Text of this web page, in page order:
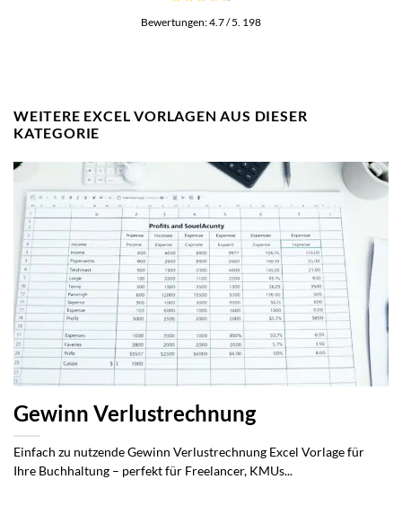
Bewertungen:4.7/ 5. 198
WEITERE EXCEL VORLAGEN AUS DIESER
KATEGORIE
Gewinn Verlustrechnung
Einfach zu nutzende Gewinn Verlustrechnung Excel Vorlage für
Ihre Buchhaltung – perfekt für Freelancer, KMUs...